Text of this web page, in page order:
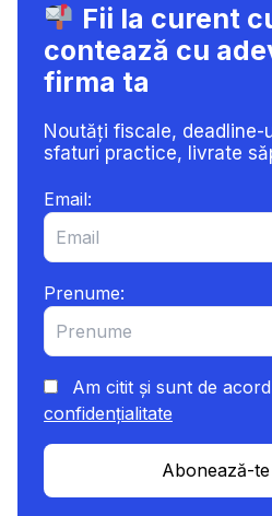
Fii la curent
contează cu
firma ta
Noutăți fiscale, deadline-
sfaturi practice, livrate
Email:
Prenume:
Am citit și sunt de
confidențialitate
Abonează-